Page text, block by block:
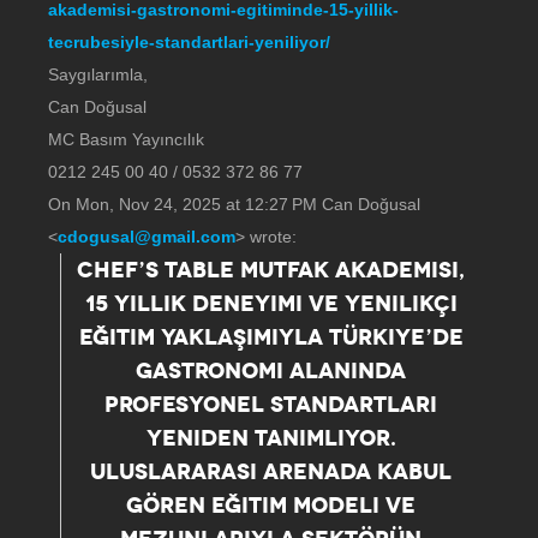
akademisi-gastronomi-egitiminde-15-yillik-
tecrubesiyle-standartlari-yeniliyor/
Saygılarımla,
Can Doğusal
MC Basım Yayıncılık
0212 245 00 40 / 0532 372 86 77
On Mon, Nov 24, 2025 at 12:27 PM Can Doğusal
<cdogusal@gmail.com> wrote:
CHEF’S TABLE MUTFAK AKADEMISI,
15 YILLIK DENEYIMI VE YENILIKÇI
EĞITIM YAKLAŞIMIYLA TÜRKIYE’DE
GASTRONOMI ALANINDA
PROFESYONEL STANDARTLARI
YENIDEN TANIMLIYOR.
ULUSLARARASI ARENADA KABUL
GÖREN EĞITIM MODELI VE